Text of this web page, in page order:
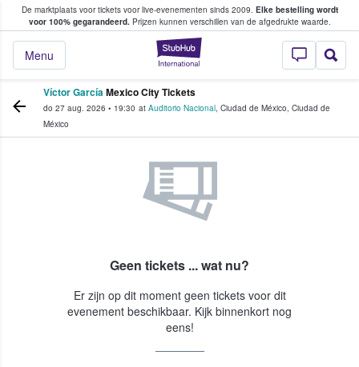
De marktplaats voor tickets voor live-evenementen sinds 2009. Elke bestelling wordt
voor 100% gegarandeerd.Prijzen kunnen verschillen van de afgedrukte waarde.
StubHub: waar
Menu
tickets kopen en verkopen
Víctor GarcíaMexico City Tickets
do 27 aug. 2026 • 19:30 at Auditorio Nacional, Ciudad de México, Ciudad de
México
Geen tickets ... wat nu?
Er zijn op dit moment geen tickets voor dit
evenement beschikbaar. Kijk binnenkort nog
eens!